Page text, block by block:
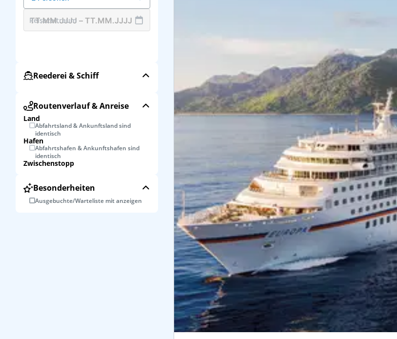
Reisezeitraum
Reederei & Schiff
Routenverlauf & Anreise
Land
Abfahrtsland & Ankunftsland sind
identisch
Hafen
Abfahrtshafen & Ankunftshafen sind
identisch
Zwischenstopp
Besonderheiten
Ausgebuchte/Warteliste mit anzeigen